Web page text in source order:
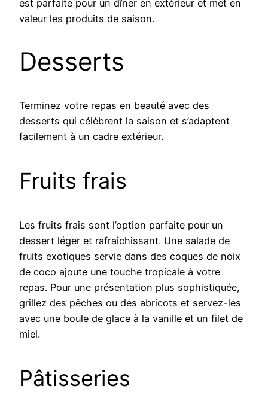
est parfaite pour un dîner en extérieur et met en
valeur les produits de saison.
Desserts
Terminez votre repas en beauté avec des
desserts qui célèbrent la saison et s’adaptent
facilement à un cadre extérieur.
Fruits frais
Les fruits frais sont l’option parfaite pour un
dessert léger et rafraîchissant. Une salade de
fruits exotiques servie dans des coques de noix
de coco ajoute une touche tropicale à votre
repas. Pour une présentation plus sophistiquée,
grillez des pêches ou des abricots et servez-les
avec une boule de glace à la vanille et un filet de
miel.
Pâtisseries